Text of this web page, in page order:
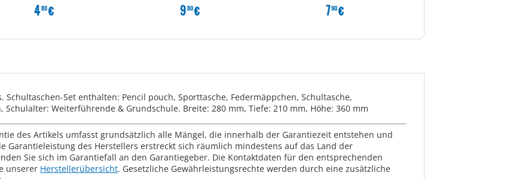
480€ 980€ 790€
Schultaschen-Set enthalten: Pencil pouch, Sporttasche, Federmäppchen, Schultasche,
Schulalter: Weiterführende & Grundschule. Breite: 280 mm, Tiefe: 210 mm, Höhe: 360 mm
des Artikels umfasst grundsätzlich alle Mängel, die innerhalb der Garantiezeit entstehen und
Garantieleistung des Herstellers erstreckt sich räumlich mindestens auf das Land der
Sie sich im Garantiefall an den Garantiegeber. Die Kontaktdaten für den entsprechenden
unserer Herstellerübersicht. Gesetzliche Gewährleistungsrechte werden durch eine zusätzliche